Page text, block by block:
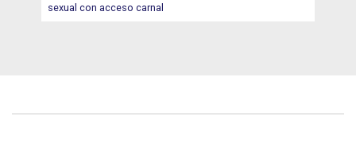
sexual con acceso carnal